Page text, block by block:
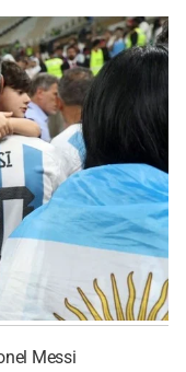
Messi